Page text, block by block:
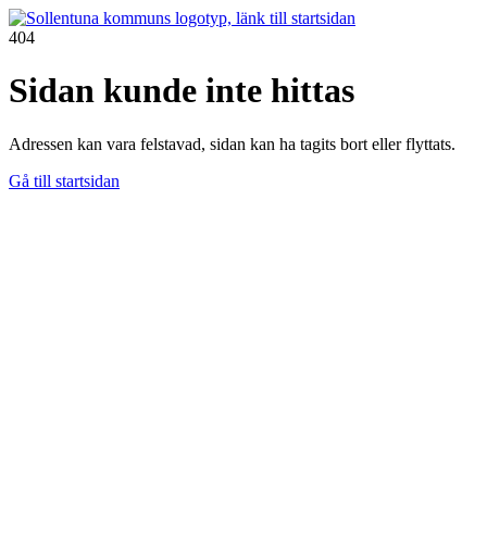
404
Sidan kunde inte hittas
Adressen kan vara felstavad, sidan kan ha tagits bort eller flyttats.
Gå till startsidan